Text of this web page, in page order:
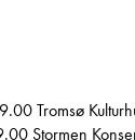
Tromsø
Stormen